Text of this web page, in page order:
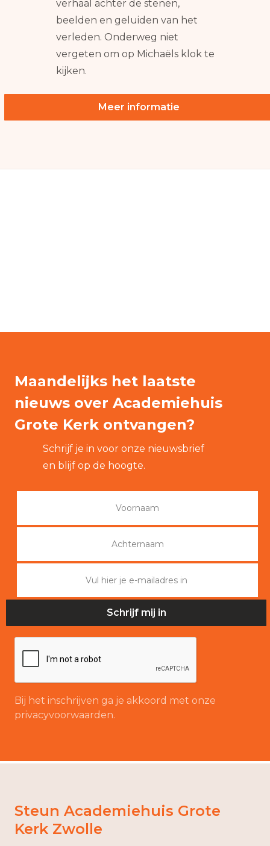
verhaal achter de stenen,
beelden en geluiden van het
verleden. Onderweg niet
vergeten om op Michaëls klok te
kijken.
Meer informatie
Maandelijks het laatste
nieuws over Academiehuis
Grote Kerk ontvangen?
Schrijf je in voor onze nieuwsbrief
en blijf op de hoogte.
Bij het inschrijven ga je akkoord met onze
privacyvoorwaarden.
Steun Academiehuis Grote
Kerk Zwolle